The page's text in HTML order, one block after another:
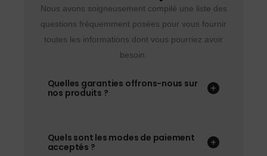
Nous avons soigneusement compilé une liste des
questions fréquemment posées pour vous fournir
toutes les informations dont vous pourriez avoir
besoin.
Quelles garanties offrons-nous sur
nos produits ?
Quels sont les modes de paiement
acceptés ?